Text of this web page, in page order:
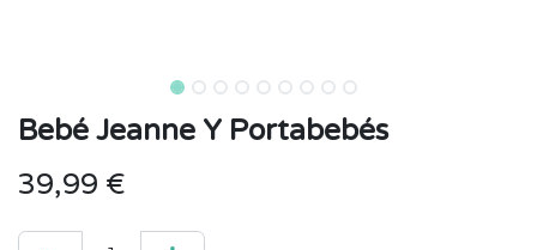
Bebé Jeanne Y Portabebés
39,99 €